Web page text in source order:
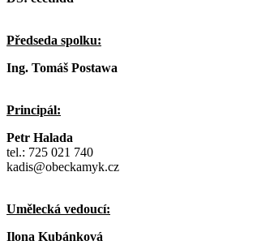
Předseda spolku:
Ing. Tomáš Postawa
Principál:
Petr Halada
tel.: 725 021 740
kadis@obeckamyk.cz
Umělecká vedoucí:
Ilona Kubánková